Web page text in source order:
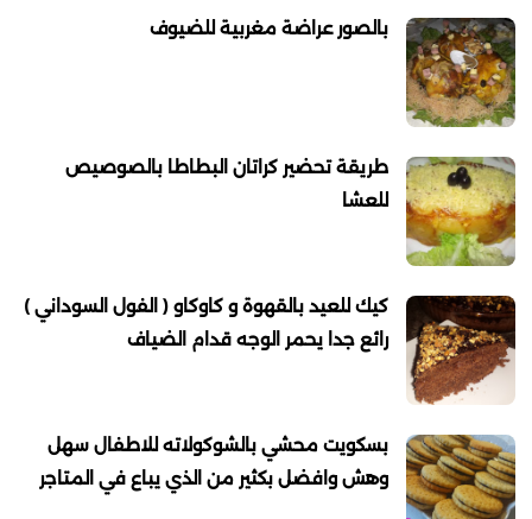
بالصور عراضة مغربية للضيوف
طريقة تحضير كراتان البطاطا بالصوصيص
للعشا
كيك للعيد بالقهوة و كاوكاو ( الفول السوداني )
رائع جدا يحمر الوجه قدام الضياف
بسكويت محشي بالشوكولاته للاطفال سهل
وهش وافضل بكثير من الذي يباع في المتاجر